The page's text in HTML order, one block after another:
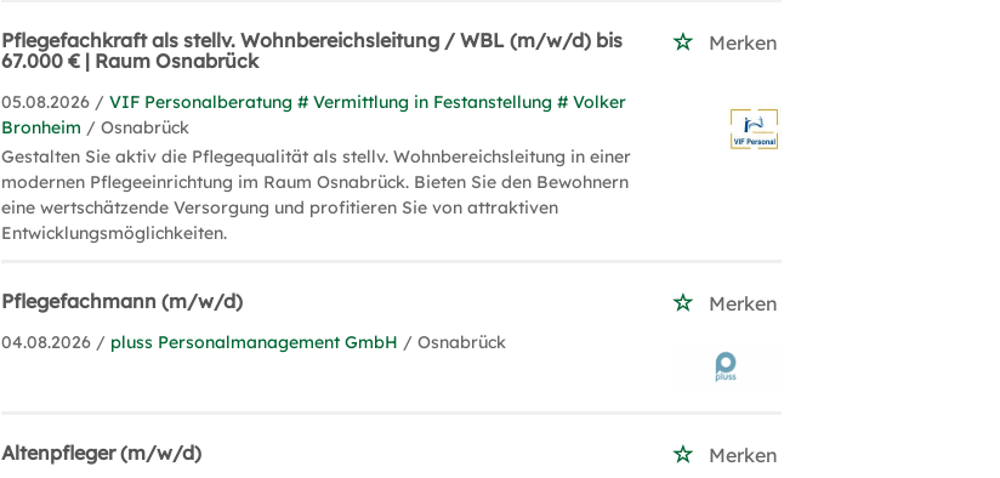
Pflegefachkraft als stellv. Wohnbereichsleitung / WBL (m/w/d) bis
67.000 € | Raum Osnabrück
Merken
05.08.2026 /VIF Personalberatung # Vermittlung in Festanstellung # Volker
Bronheim / Osnabrück
Gestalten Sie aktiv die Pflegequalität als stellv. Wohnbereichsleitung in einer
modernen Pflegeeinrichtung im Raum Osnabrück. Bieten Sie den Bewohnern
eine wertschätzende Versorgung und profitieren Sie von attraktiven
Entwicklungsmöglichkeiten.
Pflegefachmann (m/w/d) Merken
04.08.2026 / pluss Personalmanagement GmbH / Osnabrück
Altenpfleger (m/w/d) Merken